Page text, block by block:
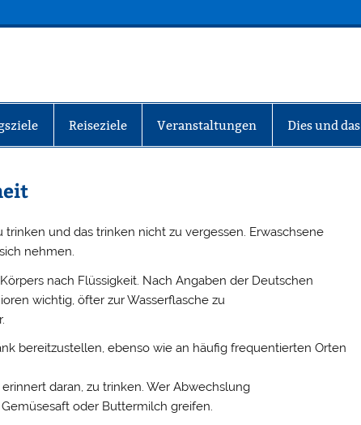
Reiseziele Veranstaltungen Dies und das
und das trinken nicht zu vergessen. Erwaschsene
nehmen.
nach Flüssigkeit. Nach Angaben der Deutschen
wichtig, öfter zur Wasserflasche zu
bereitzustellen, ebenso wie an häufig frequentierten Orten
daran, zu trinken. Wer Abwechslung
oder Buttermilch greifen.